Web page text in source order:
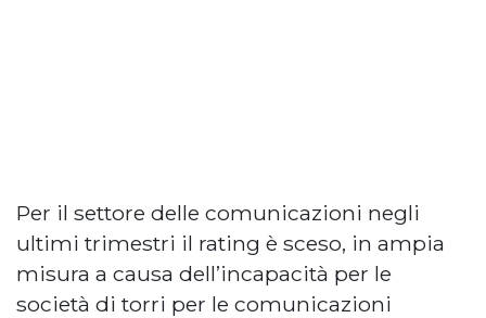
Per il settore delle comunicazioni negli
ultimi trimestri il rating è sceso, in ampia
misura a causa dell’incapacità per le
società di torri per le comunicazioni